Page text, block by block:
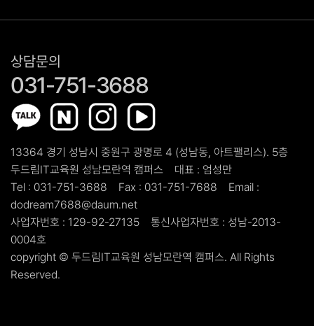
상담문의
031-751-3688
13364 경기 성남시 중원구 광명로 4 (성남동, 아트팰리스). 5층
두드림IT교육원 성남모란역 캠퍼스
대표 : 엄성만
Tel : 031-751-3688 Fax : 031-751-7688
Email :
dodream7688@daum.net
사업자번호 : 129-92-27135 통신사업자번호 : 성남-2013-
0004호
copyright © 두드림IT교육원 성남모란역 캠퍼스. All Rights
Reserved.